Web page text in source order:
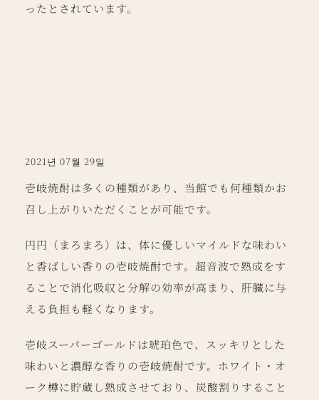
ったとされています。
2021년 07월 29일
壱岐焼酎は多くの種類があり、当館でも何種類かお
召し上がりいただくことが可能です。
円円（まろまろ）は、体に優しいマイルドな味わい
と香ばしい香りの壱岐焼酎です。超音波で熟成をす
ることで消化吸収と分解の効率が高まり、肝臓に与
える負担も軽くなります。
壱岐スーパーゴールドは琥珀色で、スッキリとした
味わいと濃醇な香りの壱岐焼酎です。ホワイト・オ
ーク樽に貯蔵し熟成させており、炭酸割りすること